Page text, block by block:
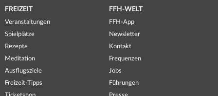
FREIZEIT
Veranstaltungen
Spielplätze
Rezepte
Meditation
Ausflugsziele
Freizeit-Tipps
FFH-WELT
FFH-App
Newsletter
Kontakt
Frequenzen
Jobs
Führungen